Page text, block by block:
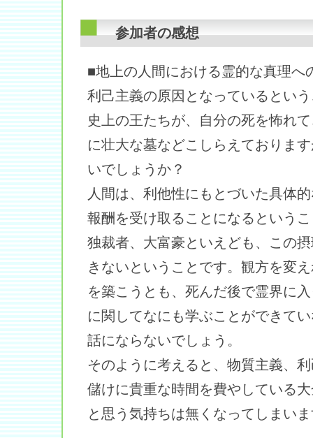
参加者の感想
■地上の人間における霊的な真理へ
利己主義の原因となっているとい
史上の王たちが、自分の死を怖れ
に壮大な墓などこしらえておりま
いでしょうか？
人間は、利他性にもとづいた具体
報酬を受け取ることになるという
独裁者、大富豪といえども、この
きないということです。観方を変
を築こうとも、死んだ後で霊界に
に関してなにも学ぶことができて
話にならないでしょう。
そのように考えると、物質主義、
儲けに貴重な時間を費やしている
と思う気持ちは無くなってしまい